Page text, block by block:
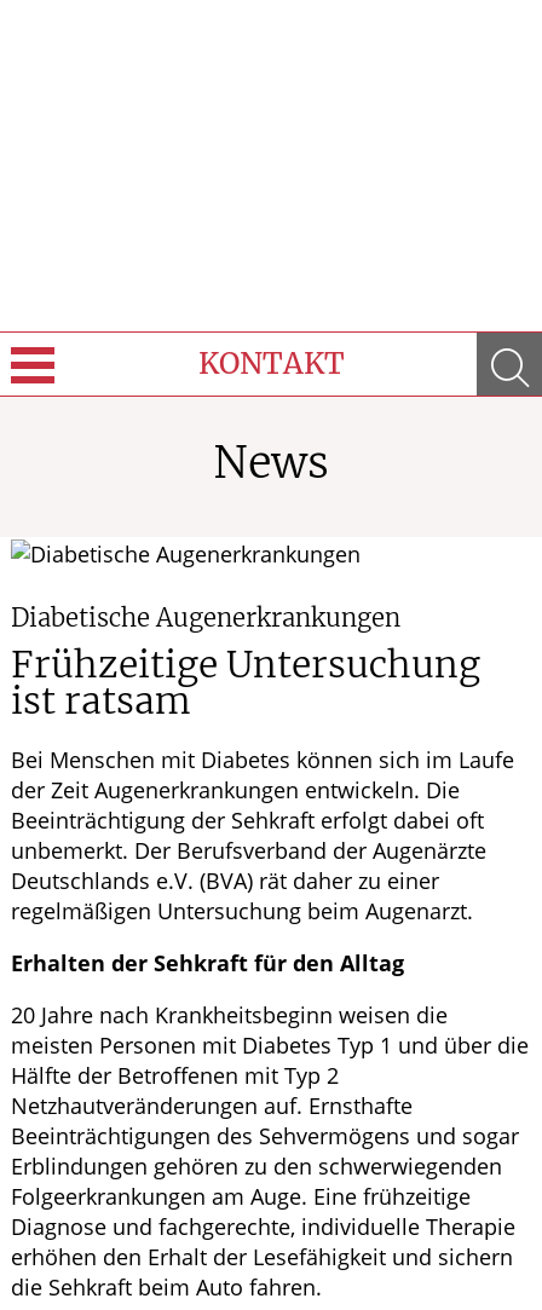
KONTAKT
Leistungen
News
Diabetische Augenerkrankungen
Frühzeitige Untersuchung
ist ratsam
Bei Menschen mit Diabetes können sich im Laufe
der Zeit Augenerkrankungen entwickeln. Die
Beeinträchtigung der Sehkraft erfolgt dabei oft
unbemerkt. Der Berufsverband der Augenärzte
Deutschlands e.V. (BVA) rät daher zu einer
regelmäßigen Untersuchung beim Augenarzt.
Erhalten der Sehkraft für den Alltag
20 Jahre nach Krankheitsbeginn weisen die
meisten Personen mit Diabetes Typ 1 und über die
Hälfte der Betroffenen mit Typ 2
Netzhautveränderungen auf. Ernsthafte
Beeinträchtigungen des Sehvermögens und sogar
Erblindungen gehören zu den schwerwiegenden
Folgeerkrankungen am Auge. Eine frühzeitige
Diagnose und fachgerechte, individuelle Therapie
erhöhen den Erhalt der Lesefähigkeit und sichern
die Sehkraft beim Auto fahren.